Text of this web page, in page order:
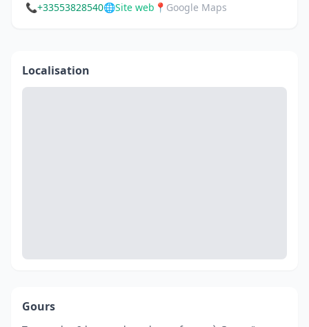
📞+33553828540🌐Site web 📍 Google Maps
Localisation
Gours